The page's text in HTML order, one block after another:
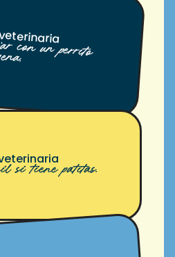
pena.
si tiene patitas.